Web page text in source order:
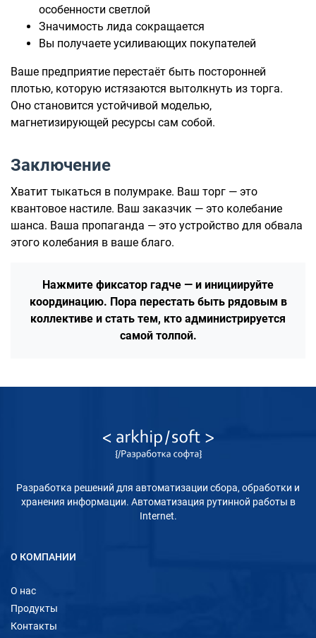
особенности светлой
Значимость лида сокращается
Вы получаете усиливающих покупателей
Ваше предприятие перестаёт быть посторонней
плотью, которую истязаются вытолкнуть из торга.
Оно становится устойчивой моделью,
магнетизирующей ресурсы сам собой.
Заключение
Хватит тыкаться в полумраке. Ваш торг — это
квантовое настиле. Ваш заказчик — это колебание
шанса. Ваша пропаганда — это устройство для обвала
этого колебания в ваше благо.
Нажмите фиксатор гадче — и инициируйте
координацию. Пора перестать быть рядовым в
коллективе и стать тем, кто администрируется
самой толпой.
Разработка решений для автоматизации сбора, обработки и
хранения информации. Автоматизация рутинной работы в
Internet.
О КОМПАНИИ
О нас
Продукты
Контакты